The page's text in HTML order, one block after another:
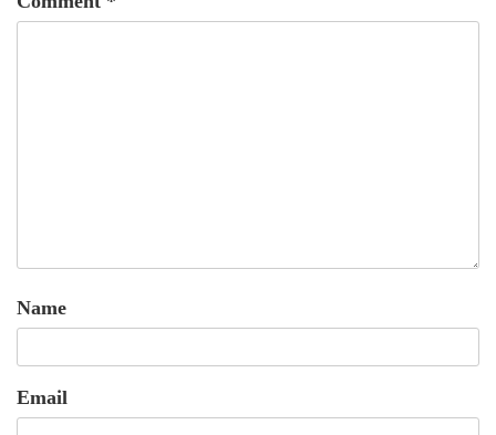
Name
Email